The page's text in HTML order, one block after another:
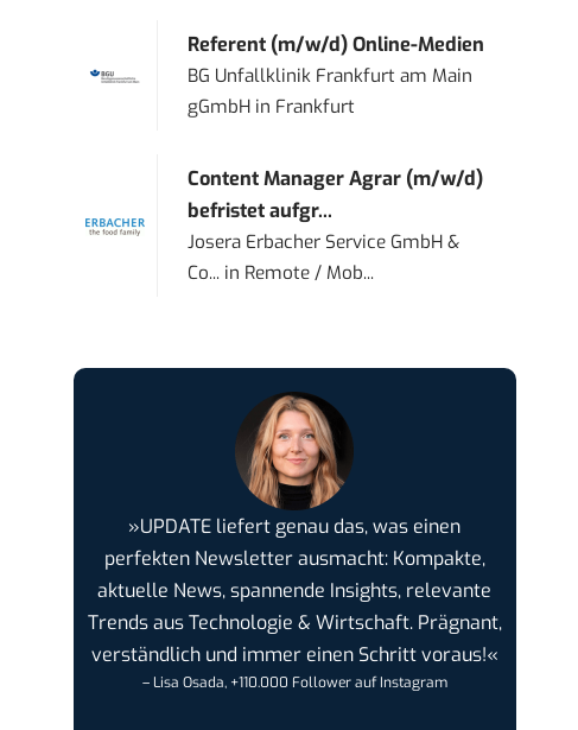
Referent (m/w/d) Online-Medien
BG Unfallklinik Frankfurt am Main
gGmbH in Frankfurt
Content Manager Agrar (m/w/d)
befristet aufgr...
Josera Erbacher Service GmbH &
Co... in Remote / Mob...
»UPDATE liefert genau das, was einen
perfekten Newsletter ausmacht: Kompakte,
aktuelle News, spannende Insights, relevante
Trends aus Technologie & Wirtschaft. Prägnant,
verständlich und immer einen Schritt voraus!«
– Lisa Osada, +110.000 Follower auf Instagram